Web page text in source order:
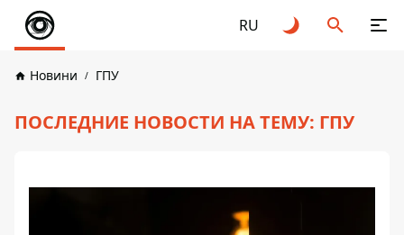
RU
Новини ГПУ
ПОСЛЕДНИЕ НОВОСТИ НА ТЕМУ: ГПУ